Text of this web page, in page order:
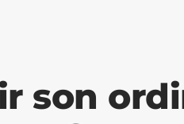
son